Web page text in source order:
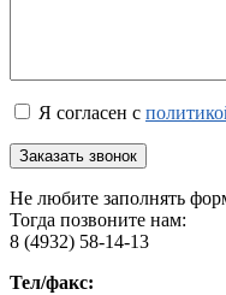
Я согласен с
Не любите заполнять
Тогда позвоните нам:
8 (4932) 58-14-13
Тел/факс: